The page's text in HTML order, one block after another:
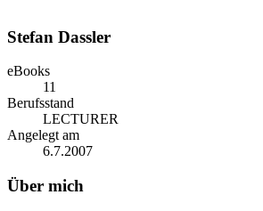
Stefan Dassler
eBooks
11
Berufsstand
LECTURER
Angelegt am
6.7.2007
Über mich